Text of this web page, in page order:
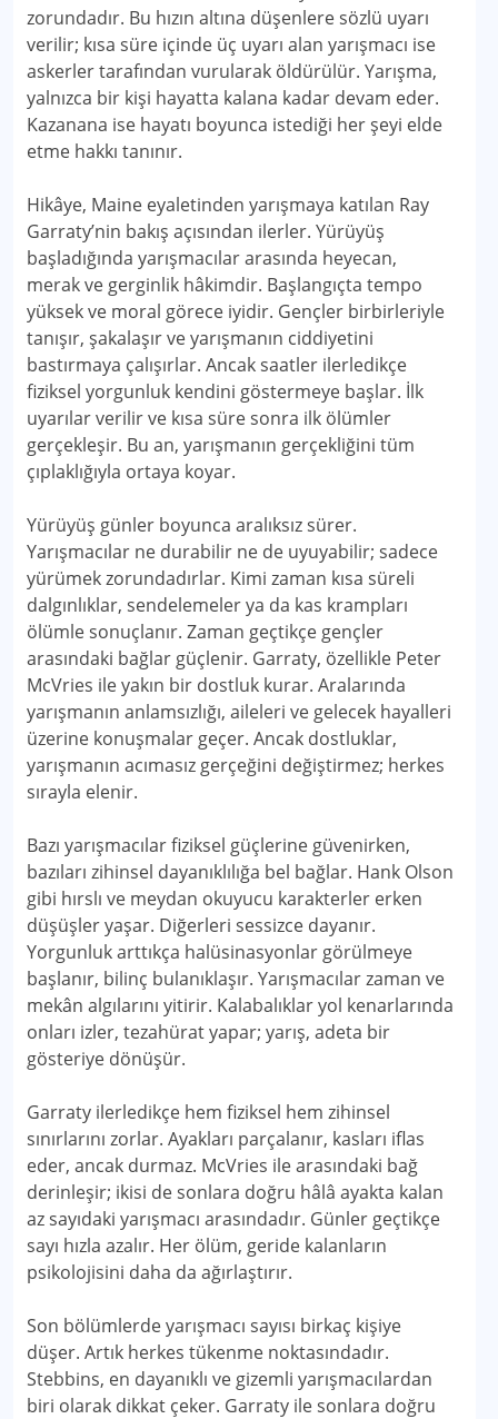
zorundadır. Bu hızın altına düşenlere sözlü uyarı
verilir; kısa süre içinde üç uyarı alan yarışmacı ise
askerler tarafından vurularak öldürülür. Yarışma,
yalnızca bir kişi hayatta kalana kadar devam eder.
Kazanana ise hayatı boyunca istediği her şeyi elde
etme hakkı tanınır.
Hikâye, Maine eyaletinden yarışmaya katılan Ray
Garraty’nin bakış açısından ilerler. Yürüyüş
başladığında yarışmacılar arasında heyecan,
merak ve gerginlik hâkimdir. Başlangıçta tempo
yüksek ve moral görece iyidir. Gençler birbirleriyle
tanışır, şakalaşır ve yarışmanın ciddiyetini
bastırmaya çalışırlar. Ancak saatler ilerledikçe
fiziksel yorgunluk kendini göstermeye başlar. İlk
uyarılar verilir ve kısa süre sonra ilk ölümler
gerçekleşir. Bu an, yarışmanın gerçekliğini tüm
çıplaklığıyla ortaya koyar.
Yürüyüş günler boyunca aralıksız sürer.
Yarışmacılar ne durabilir ne de uyuyabilir; sadece
yürümek zorundadırlar. Kimi zaman kısa süreli
dalgınlıklar, sendelemeler ya da kas krampları
ölümle sonuçlanır. Zaman geçtikçe gençler
arasındaki bağlar güçlenir. Garraty, özellikle Peter
McVries ile yakın bir dostluk kurar. Aralarında
yarışmanın anlamsızlığı, aileleri ve gelecek hayalleri
üzerine konuşmalar geçer. Ancak dostluklar,
yarışmanın acımasız gerçeğini değiştirmez; herkes
sırayla elenir.
Bazı yarışmacılar fiziksel güçlerine güvenirken,
bazıları zihinsel dayanıklılığa bel bağlar. Hank Olson
gibi hırslı ve meydan okuyucu karakterler erken
düşüşler yaşar. Diğerleri sessizce dayanır.
Yorgunluk arttıkça halüsinasyonlar görülmeye
başlanır, bilinç bulanıklaşır. Yarışmacılar zaman ve
mekân algılarını yitirir. Kalabalıklar yol kenarlarında
onları izler, tezahürat yapar; yarış, adeta bir
gösteriye dönüşür.
Garraty ilerledikçe hem fiziksel hem zihinsel
sınırlarını zorlar. Ayakları parçalanır, kasları iflas
eder, ancak durmaz. McVries ile arasındaki bağ
derinleşir; ikisi de sonlara doğru hâlâ ayakta kalan
az sayıdaki yarışmacı arasındadır. Günler geçtikçe
sayı hızla azalır. Her ölüm, geride kalanların
psikolojisini daha da ağırlaştırır.
Son bölümlerde yarışmacı sayısı birkaç kişiye
düşer. Artık herkes tükenme noktasındadır.
Stebbins, en dayanıklı ve gizemli yarışmacılardan
biri olarak dikkat çeker. Garraty ile sonlara doğru